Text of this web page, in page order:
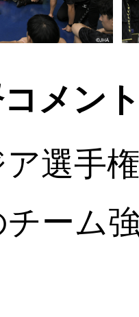
メン
ア選手
チーム